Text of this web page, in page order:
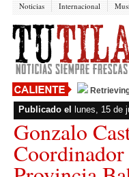
Noticias Internacional
Publicado el lunes, 15 de
Gonzalo